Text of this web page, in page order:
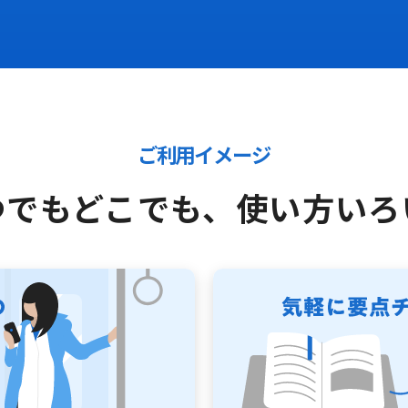
ご利用イメージ
もどこでも、 使い方い